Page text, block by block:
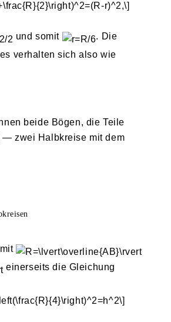
und somit
. Die
verhalten sich also wie
beide Bögen, die Teile
zwei Halbkreise mit dem
einerseits die Gleichung